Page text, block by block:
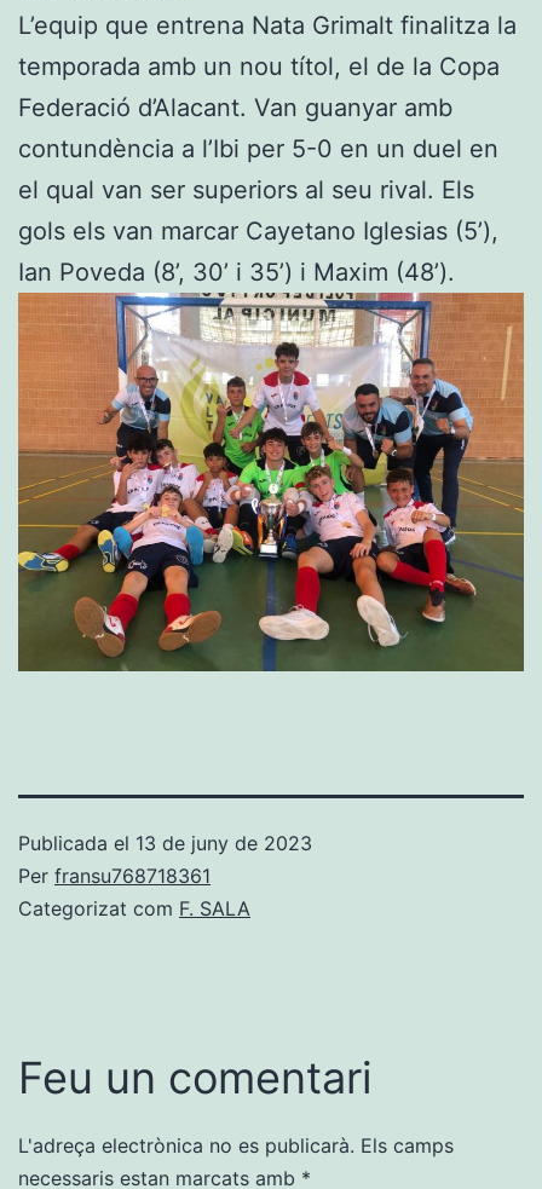
L’equip que entrena Nata Grimalt finalitza la
temporada amb un nou títol, el de la Copa
Federació d’Alacant. Van guanyar amb
contundència a l’Ibi per 5-0 en un duel en
el qual van ser superiors al seu rival. Els
gols els van marcar Cayetano Iglesias (5’),
Ian Poveda (8’, 30’ i 35’) i Maxim (48’).
Publicada el 13 de juny de 2023
Per fransu768718361
Categorizat com F. SALA
Feu un comentari
L'adreça electrònica no es publicarà. Els camps
necessaris estan marcats amb *